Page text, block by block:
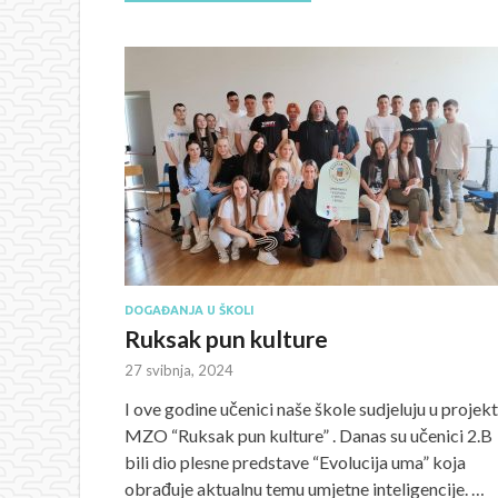
DOGAĐANJA U ŠKOLI
Ruksak pun kulture
27 svibnja, 2024
I ove godine učenici naše škole sudjeluju u
MZO “Ruksak pun kulture” . Danas su učenici 2.B
bili dio plesne predstave “Evolucija uma” koja
obrađuje aktualnu temu umjetne inteligencije. …